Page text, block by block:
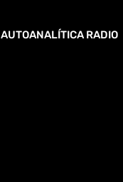
AUTOANALÍTICA RADIO